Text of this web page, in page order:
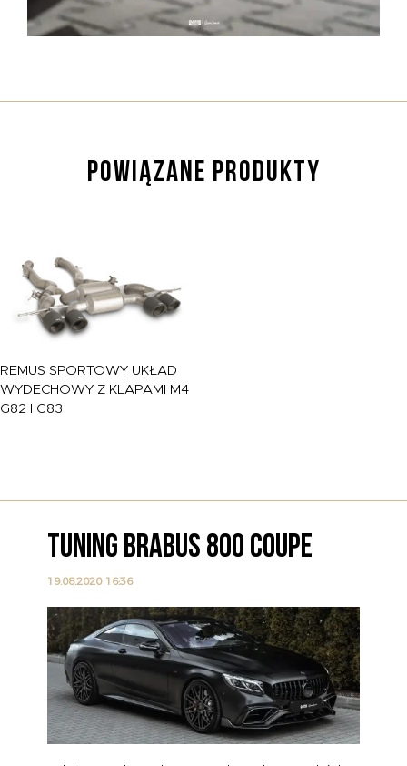
POWIĄZANE PRODUKTY
REMUS SPORTOWY UKŁAD
WYDECHOWY Z KLAPAMI M4
G82 I G83
TUNING BRABUS 800 COUPE
19.08.2020 16:36